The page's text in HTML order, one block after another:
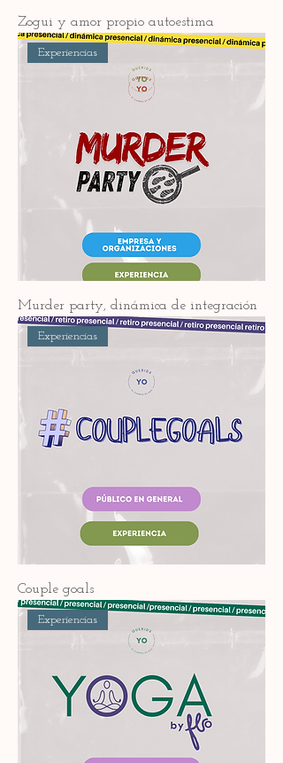
Zogui y amor propio autoestima
Experiencias
Murder party, dinámica de integración
Experiencias
Couple goals
Experiencias